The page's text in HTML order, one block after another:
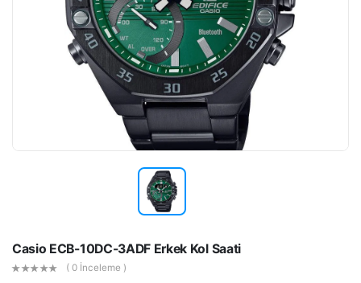
Casio ECB-10DC-3ADF Erkek Kol Saati
( 0 İnceleme )